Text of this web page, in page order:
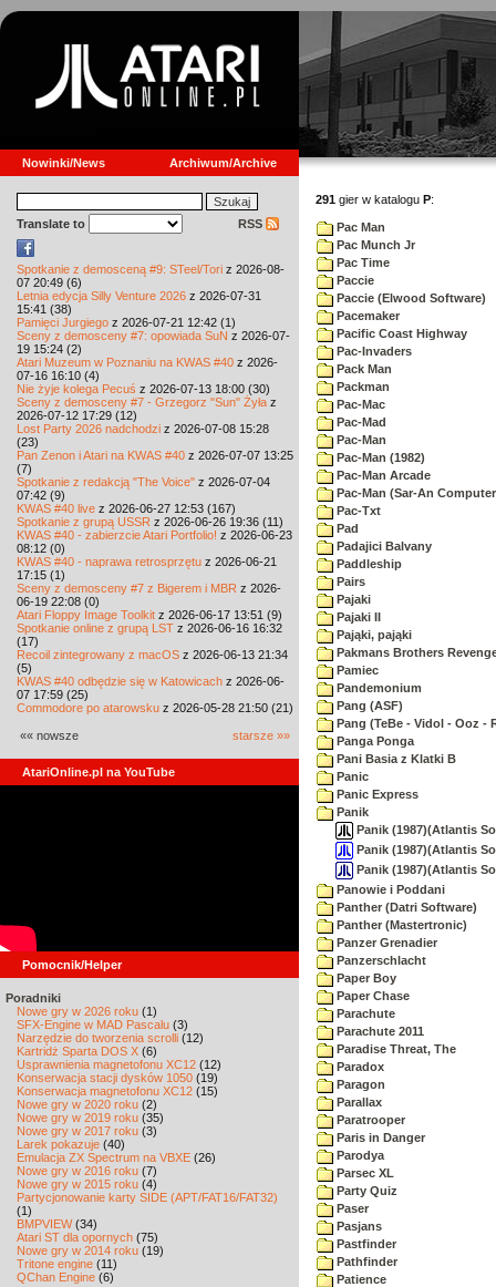
Nowinki/News Archiwum/Archive
Translate to RSS
Spotkanie z demosceną #9: STeel/Tori z 2026-08-
07 20:49 (6)
Letnia edycja Silly Venture 2026 z 2026-07-31
15:41 (38)
Pamięci Jurgiego z 2026-07-21 12:42 (1)
Sceny z demosceny #7: opowiada SuN z 2026-07-
19 15:24 (2)
Atari Muzeum w Poznaniu na KWAS #40 z 2026-
07-16 16:10 (4)
Nie żyje kolega Pecuś z 2026-07-13 18:00 (30)
Sceny z demosceny #7 - Grzegorz "Sun" Żyła z
2026-07-12 17:29 (12)
Lost Party 2026 nadchodzi z 2026-07-08 15:28
(23)
Pan Zenon i Atari na KWAS #40 z 2026-07-07 13:25
(7)
Spotkanie z redakcją "The Voice" z 2026-07-04
07:42 (9)
KWAS #40 live z 2026-06-27 12:53 (167)
Spotkanie z grupą USSR z 2026-06-26 19:36 (11)
KWAS #40 - zabierzcie Atari Portfolio! z 2026-06-23
08:12 (0)
KWAS #40 - naprawa retrosprzętu z 2026-06-21
17:15 (1)
Sceny z demosceny #7 z Bigerem i MBR z 2026-
06-19 22:08 (0)
Atari Floppy Image Toolkit z 2026-06-17 13:51 (9)
Spotkanie online z grupą LST z 2026-06-16 16:32
(17)
Recoil zintegrowany z macOS z 2026-06-13 21:34
(5)
KWAS #40 odbędzie się w Katowicach z 2026-06-
07 17:59 (25)
Commodore po atarowsku z 2026-05-28 21:50 (21)
«« nowsze starsze »»
AtariOnline.pl na YouTube
Pomocnik/Helper
Poradniki
Nowe gry w 2026 roku (1)
SFX-Engine w MAD Pascalu (3)
Narzędzie do tworzenia scrolli (12)
Kartridż Sparta DOS X (6)
Usprawnienia magnetofonu XC12 (12)
Konserwacja stacji dysków 1050 (19)
Konserwacja magnetofonu XC12 (15)
Nowe gry w 2020 roku (2)
Nowe gry w 2019 roku (35)
Nowe gry w 2017 roku (3)
Larek pokazuje (40)
Emulacja ZX Spectrum na VBXE (26)
Nowe gry w 2016 roku (7)
Nowe gry w 2015 roku (4)
Partycjonowanie karty SIDE (APT/FAT16/FAT32)
(1)
BMPVIEW(34)
Atari ST dla opornych (75)
Nowe gry w 2014 roku (19)
Tritone engine (11)
QChan Engine (6)
291 gier w katalogu P:
Pac Man
Pac Munch Jr
Pac Time
Paccie
Paccie (Elwood Software)
Pacemaker
Pacific Coast Highway
Pac-Invaders
Pack Man
Packman
Pac-Mac
Pac-Mad
Pac-Man
Pac-Man (1982)
Pac-Man Arcade
Pac-Man (Sar-An
Pac-Txt
Pad
Padajici Balvany
Paddleship
Pairs
Pajaki
Pajaki II
Pająki, pająki
Pakmans Brothers
Pamiec
Pandemonium
Pang (ASF)
Pang (TeBe - Vidol - Ooz -
Panga Ponga
Pani Basia z Klatki B
Panic
Panic Express
Panik
Panik (1987)(Atlantis
Panik (1987)(Atlantis
Panik (1987)(Atlantis
Panowie i Poddani
Panther (Datri Software)
Panther (Mastertronic)
Panzer Grenadier
Panzerschlacht
Paper Boy
Paper Chase
Parachute
Parachute 2011
Paradise Threat, The
Paradox
Paragon
Parallax
Paratrooper
Paris in Danger
Parodya
Parsec XL
Party Quiz
Paser
Pasjans
Pastfinder
Pathfinder
Patience